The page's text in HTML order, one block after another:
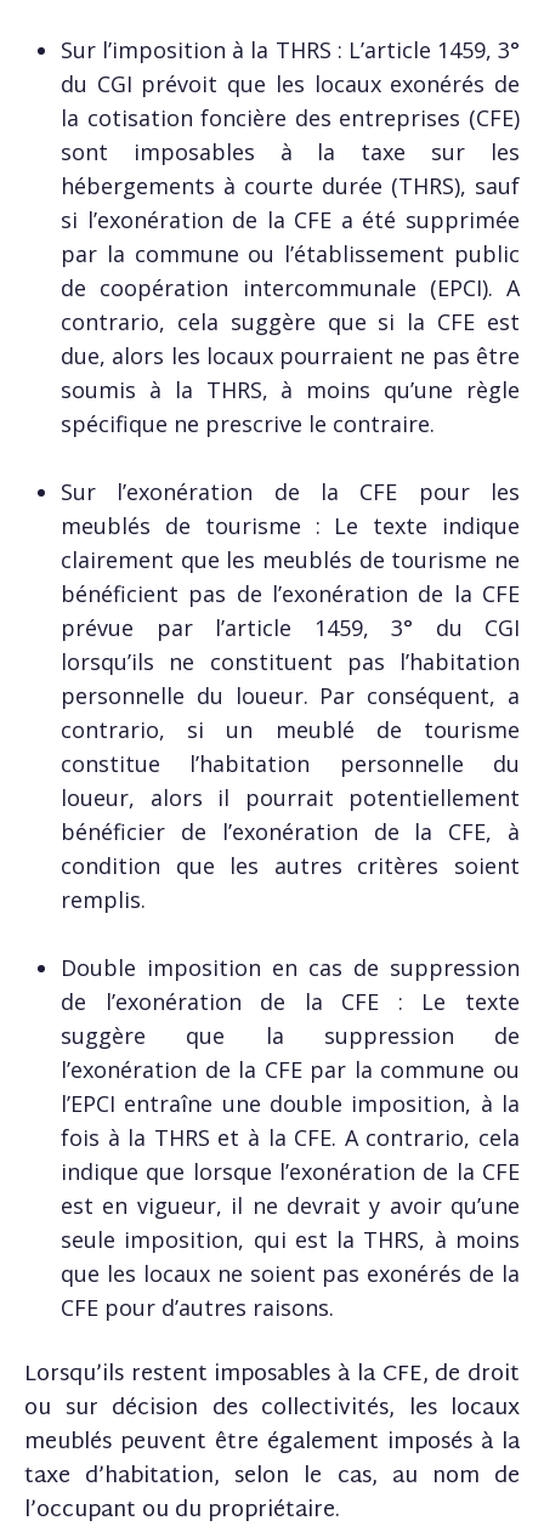
Sur l’imposition à la THRS : L’article 1459, 3°
du CGI prévoit que les locaux exonérés de
la cotisation foncière des entreprises (CFE)
sont imposables à la taxe sur les
hébergements à courte durée (THRS), sauf
si l’exonération de la CFE a été supprimée
par la commune ou l’établissement public
de coopération intercommunale (EPCI). A
contrario, cela suggère que si la CFE est
due, alors les locaux pourraient ne pas être
soumis à la THRS, à moins qu’une règle
spécifique ne prescrive le contraire.
Sur l’exonération de la CFE pour les
meublés de tourisme : Le texte indique
clairement que les meublés de tourisme ne
bénéficient pas de l’exonération de la CFE
prévue par l’article 1459, 3° du CGI
lorsqu’ils ne constituent pas l’habitation
personnelle du loueur. Par conséquent, a
contrario, si un meublé de tourisme
constitue l’habitation personnelle du
loueur, alors il pourrait potentiellement
bénéficier de l’exonération de la CFE, à
condition que les autres critères soient
remplis.
Double imposition en cas de suppression
de l’exonération de la CFE : Le texte
suggère que la suppression de
l’exonération de la CFE par la commune ou
l’EPCI entraîne une double imposition, à la
fois à la THRS et à la CFE. A contrario, cela
indique que lorsque l’exonération de la CFE
est en vigueur, il ne devrait y avoir qu’une
seule imposition, qui est la THRS, à moins
que les locaux ne soient pas exonérés de la
CFE pour d’autres raisons.
Lorsqu’ils restent imposables à la CFE, de droit
ou sur décision des collectivités, les locaux
meublés peuvent être également imposés à la
taxe d’habitation, selon le cas, au nom de
l’occupant ou du propriétaire.